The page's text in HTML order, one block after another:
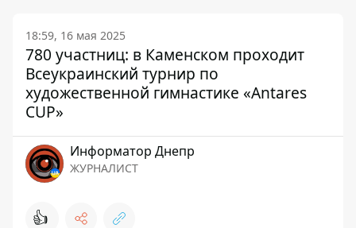
18:59, 16 мая 2025
780 участниц: в Каменском проходит
Всеукраинский турнир по
художественной гимнастике «Antares
CUP»
Информатор Днепр
ЖУРНАЛИСТ
👍